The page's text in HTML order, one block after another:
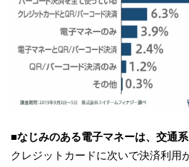
■なじみのある電子マネーは、交通系
クレジットカードに次いで決済利用